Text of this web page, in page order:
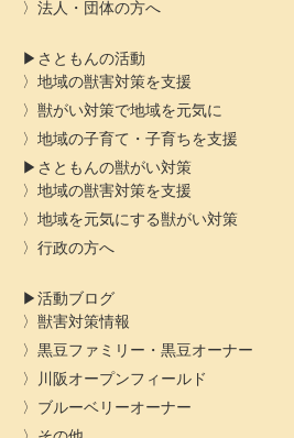
法人・団体の方へ
さともんの活動
地域の獣害対策を支援
獣がい対策で地域を元気に
地域の子育て・子育ちを支援
さともんの獣がい対策
地域の獣害対策を支援
地域を元気にする獣がい対策
行政の方へ
活動ブログ
獣害対策情報
黒豆ファミリー・黒豆オーナー
川阪オープンフィールド
ブルーベリーオーナー